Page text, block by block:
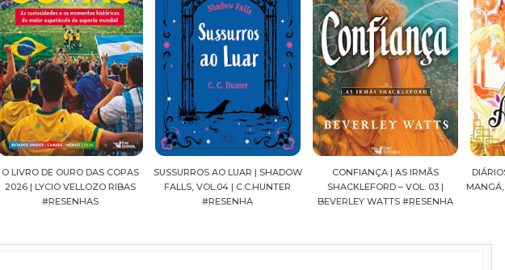
SUSSURROS AO LUAR | SHADOW
FALLS, VOL.04 | C.C.HUNTER
#RESENHA
CONFIANÇA | AS IRMÃS
SHACKLEFORD – VOL. 03 |
BEVERLEY WATTS #RESENHA
DIÁRIOS DE UMA APOTECÁRIA |
MANGÁ, VOL.04 | NATSU HYUUGA
SEIYA